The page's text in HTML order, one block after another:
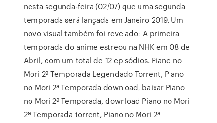
nesta segunda-feira (02/07) que uma segunda
temporada será lançada em Janeiro 2019. Um
novo visual também foi revelado: A primeira
temporada do anime estreou na NHK em 08 de
Abril, com um total de 12 episódios. Piano no
Mori 2ª Temporada Legendado Torrent, Piano
no Mori 2ª Temporada download, baixar Piano
no Mori 2ª Temporada, download Piano no Mori
2ª Temporada torrent, Piano no Mori 2ª